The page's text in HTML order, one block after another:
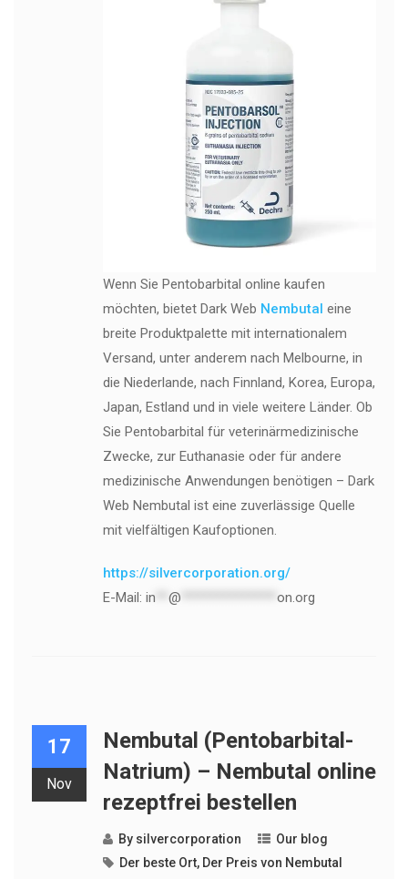
Wenn Sie Pentobarbital online kaufen
möchten, bietet Dark Web Nembutal eine
breite Produktpalette mit internationalem
Versand, unter anderem nach Melbourne, in
die Niederlande, nach Finnland, Korea, Europa,
Japan, Estland und in viele weitere Länder. Ob
Sie Pentobarbital für veterinärmedizinische
Zwecke, zur Euthanasie oder für andere
medizinische Anwendungen benötigen – Dark
Web Nembutal ist eine zuverlässige Quelle
mit vielfältigen Kaufoptionen.
https://silvercorporation.org/
E-Mail: in @ on.org
17
Nov
Nembutal (Pentobarbital-
Natrium) – Nembutal online
rezeptfrei bestellen
By silvercorporation
Our blog
Der beste Ort, Der Preis von Nembutal